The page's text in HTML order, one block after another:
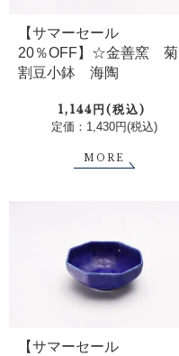
【サマーセール
20％OFF】☆金善窯 菊
割豆小鉢 海陶
1,144円(税込)
定価：1,430円(税込)
MORE
【サマーセール